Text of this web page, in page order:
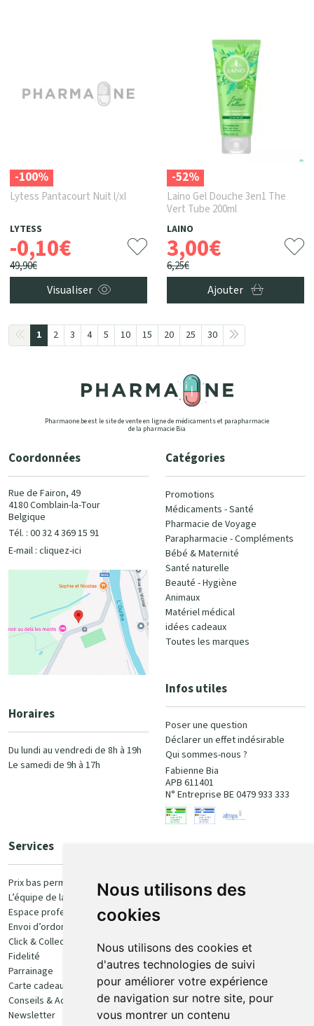
Nous utilisons des
cookies
Nous utilisons des cookies et
d'autres technologies de suivi
pour améliorer votre expérience
de navigation sur notre site, pour
vous montrer un contenu
-100%
Lytess Pantacourt Nuit l/xl
LYTESS
-0,10€
49,90€
Visualiser
-52%
Laino Gel Douche 3en1 The
Vert Tube 200ml
LAINO
3,00€
6,25€
Ajouter
1 2 3 4 5 10 15 20 25 30
Pharmaone.be est le site de vente en ligne de médicaments et parapharmacie
de la pharmacie Bia
Coordonnées
Rue de Fairon, 49
4180 Comblain-la-Tour
Belgique
Tél. : 00 32 4 369 15 91
E-mail : cliquez-ici
Horaires
Du lundi au vendredi de 8h à 19h
Le samedi de 9h à 17h
Catégories
Promotions
Médicaments - Santé
Pharmacie de Voyage
Parapharmacie - Compléments
Bébé & Maternité
Santé naturelle
Beauté - Hygiène
Animaux
Matériel médical
idées cadeaux
Toutes les marques
Infos utiles
Poser une question
Déclarer un effet indésirable
Qui sommes-nous ?
Fabienne Bia
APB 611401
N° Entreprise BE 0479 933 333
Services
Prix bas permanent
L’équipe de la pharmacie
Espace professionnel
Envoi d’ordonnance
Click & Collect
Fidelité
Parrainage
Carte cadeau
Conseils & Actualités
Newsletter
100% sécurisé
Retrait et livraison